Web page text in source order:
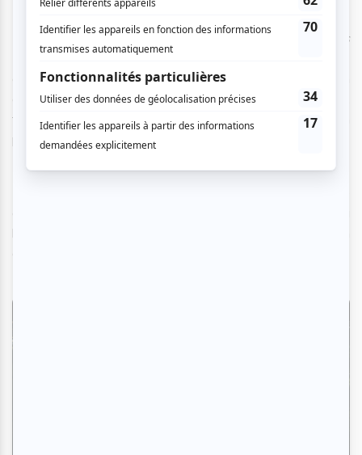
Tourné à Léry, au bord du lac Saint-Louis,
Où vont les
âmes s'offre des paysages qui ne sont jamais de simples
décors. L'eau, le brouillard, le ciel qui s'alourdit, la maison
opulente qui semble se désagréger sous les intempéries…
tout converge pour faire de l'environnement un
personnage à part entière.